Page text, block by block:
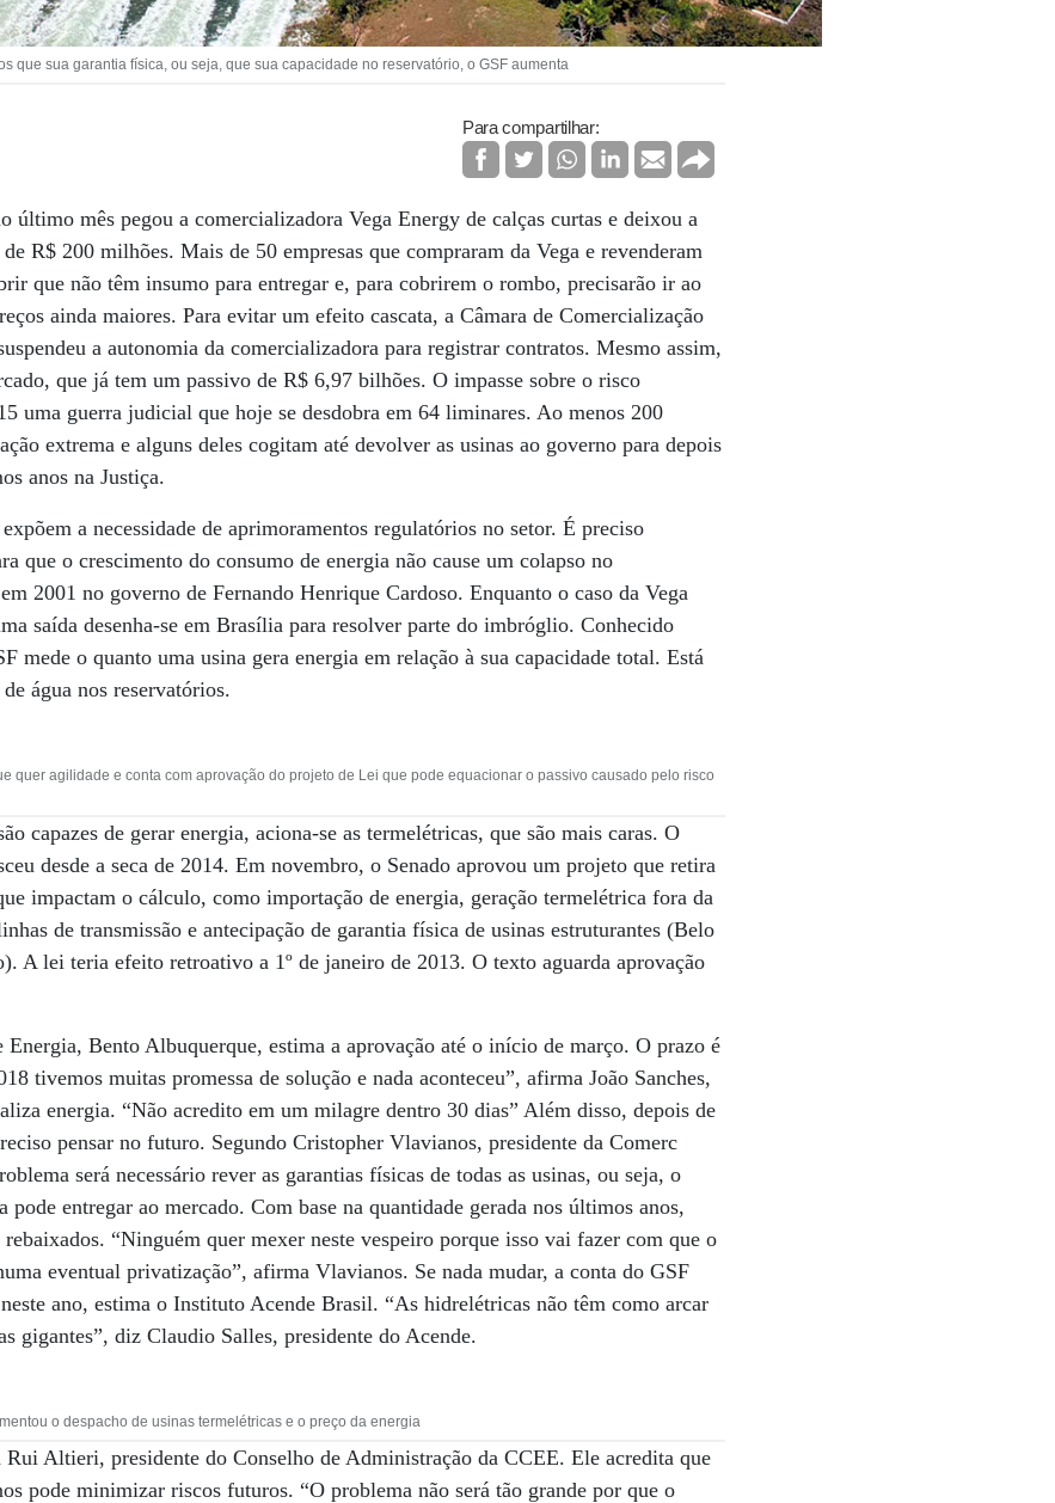
que sua garantia física, ou seja, que sua capacidade no reservatório, o GSF aumenta
Para compartilhar:
último mês pegou a comercializadora Vega Energy de calças curtas e deixou a
R$ 200 milhões. Mais de 50 empresas que compraram da Vega e revenderam
que não têm insumo para entregar e, para cobrirem o rombo, precisarão ir ao
ainda maiores. Para evitar um efeito cascata, a Câmara de Comercialização
a autonomia da comercializadora para registrar contratos. Mesmo assim,
que já tem um passivo de R$ 6,97 bilhões. O impasse sobre o risco
uma guerra judicial que hoje se desdobra em 64 liminares. Ao menos 200
extrema e alguns deles cogitam até devolver as usinas ao governo para depois
anos na Justiça.
a necessidade de aprimoramentos regulatórios no setor. É preciso
que o crescimento do consumo de energia não cause um colapso no
2001 no governo de Fernando Henrique Cardoso. Enquanto o caso da Vega
saída desenha-se em Brasília para resolver parte do imbróglio. Conhecido
mede o quanto uma usina gera energia em relação à sua capacidade total. Está
água nos reservatórios.
quer agilidade e conta com aprovação do projeto de Lei que pode equacionar o passivo causado pelo risco
capazes de gerar energia, aciona-se as termelétricas, que são mais caras. O
desde a seca de 2014. Em novembro, o Senado aprovou um projeto que retira
impactam o cálculo, como importação de energia, geração termelétrica fora da
de transmissão e antecipação de garantia física de usinas estruturantes (Belo
A lei teria efeito retroativo a 1º de janeiro de 2013. O texto aguarda aprovação
Bento Albuquerque, estima a aprovação até o início de março. O prazo é
tivemos muitas promessa de solução e nada aconteceu”, afirma João Sanches,
energia. “Não acredito em um milagre dentro 30 dias” Além disso, depois de
pensar no futuro. Segundo Cristopher Vlavianos, presidente da Comerc
será necessário rever as garantias físicas de todas as usinas, ou seja, o
entregar ao mercado. Com base na quantidade gerada nos últimos anos,
rebaixados. “Ninguém quer mexer neste vespeiro porque isso vai fazer com que o
eventual privatização”, afirma Vlavianos. Se nada mudar, a conta do GSF
ano, estima o Instituto Acende Brasil. “As hidrelétricas não têm como arcar
gigantes”, diz Claudio Salles, presidente do Acende.
o despacho de usinas termelétricas e o preço da energia
Altieri, presidente do Conselho de Administração da CCEE. Ele acredita que
pode minimizar riscos futuros. “O problema não será tão grande por que o